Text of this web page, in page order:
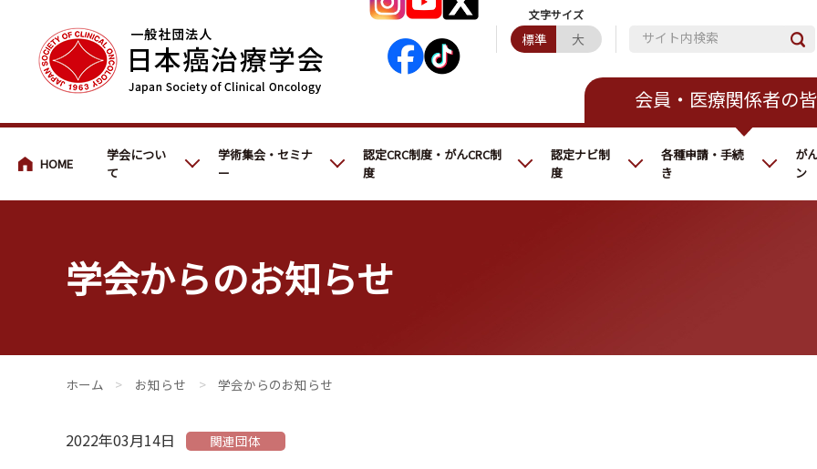
サイト内検索
標準 大
会員・医療関係者の
会員・医療関係の皆さまへ
学会につい
て
学術集会・セミナ
ー
認定CRC制度・がんCRC制
度
認定ナビ制
度
各種申請・手続
き
が
ン
学会からのお知らせ
会員・医療関係の皆さまへ
> お知らせ > 学会からのお知らせ
2022年03月14日 関連団体